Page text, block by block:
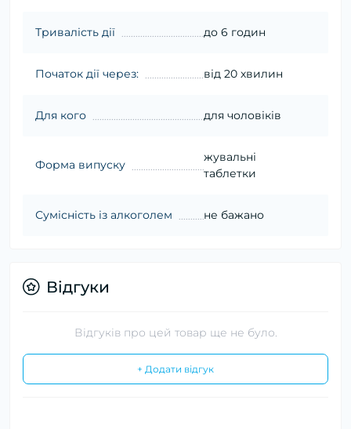
Тривалість дії до 6 годин
Початок дії через: від 20 хвилин
Для кого для чоловіків
Форма випуску
жувальні
таблетки
Сумісність із алкоголем не бажано
Відгуки
Відгуків про цей товар ще не було.
+ Додати відгук